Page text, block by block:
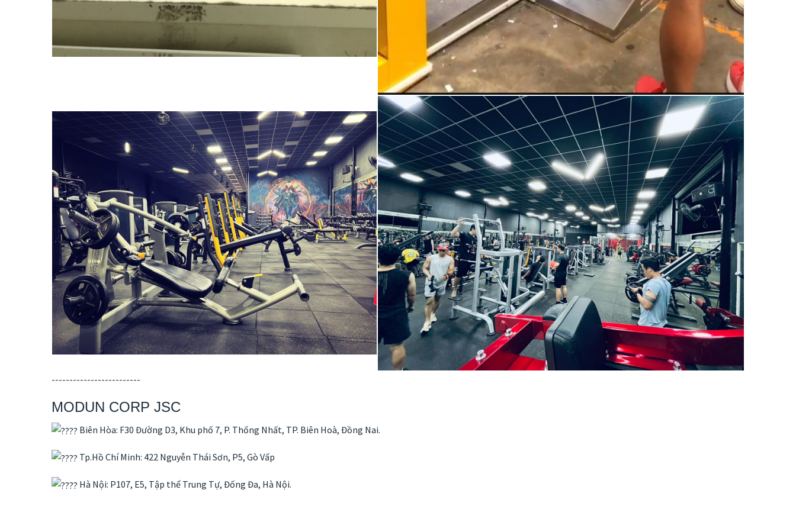
-------------------------
MODUN CORP JSC
Biên Hòa: F30 Đường D3, Khu phố 7, P. Thống Nhất, TP. Biên Hoà, Đồng Nai.
Tp.Hồ Chí Minh: 422 Nguyễn Thái Sơn, P5, Gò Vấp
Hà Nội: P107, E5, Tập thể Trung Tự, Đống Đa, Hà Nội.